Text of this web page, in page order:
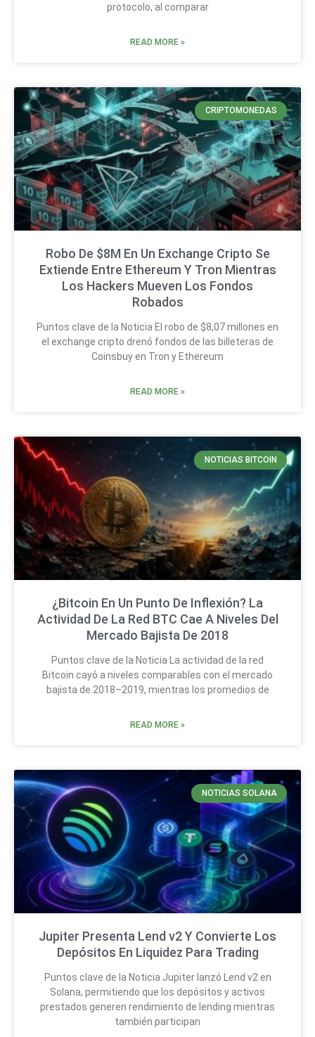
protocolo, al comparar
READ MORE »
CRIPTOMONEDAS
Robo De $8M En Un Exchange Cripto Se
Extiende Entre Ethereum Y Tron Mientras
Los Hackers Mueven Los Fondos
Robados
Puntos clave de la Noticia El robo de $8,07 millones en
el exchange cripto drenó fondos de las billeteras de
Coinsbuy en Tron y Ethereum
READ MORE »
NOTICIAS BITCOIN
¿Bitcoin En Un Punto De Inflexión? La
Actividad De La Red BTC Cae A Niveles Del
Mercado Bajista De 2018
Puntos clave de la Noticia La actividad de la red
Bitcoin cayó a niveles comparables con el mercado
bajista de 2018–2019, mientras los promedios de
READ MORE »
NOTICIAS SOLANA
Jupiter Presenta Lend v2 Y Convierte Los
Depósitos En Liquidez Para Trading
Puntos clave de la Noticia Jupiter lanzó Lend v2 en
Solana, permitiendo que los depósitos y activos
prestados generen rendimiento de lending mientras
también participan